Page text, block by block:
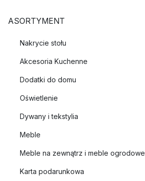
ASORTYMENT
Nakrycie stołu
Akcesoria Kuchenne
Dodatki do domu
Oświetlenie
Dywany i tekstylia
Meble
Meble na zewnątrz i meble ogrodowe
Karta podarunkowa